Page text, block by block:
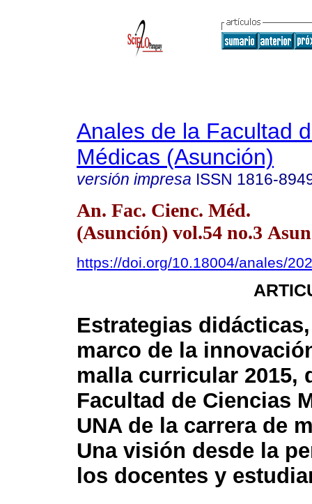
Anales de la Facultad
Médicas (Asunción)
versión impresa ISSN 1816-
An. Fac. Cienc. Méd.
(Asunción) vol.54 no.3
https://doi.org/10.18004/anales/
Estrategias
marco de la
malla curricular 2015,
Facultad de Ciencias
UNA de la carrera de
Una visión desde la
los docentes y